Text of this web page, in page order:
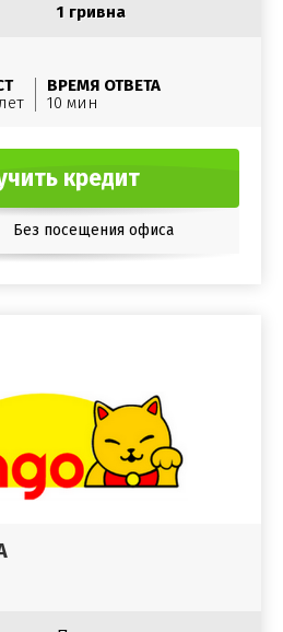
1 гривна
ВРЕМЯ ОТВЕТА
10 мин
кредит
Без посещения офиса